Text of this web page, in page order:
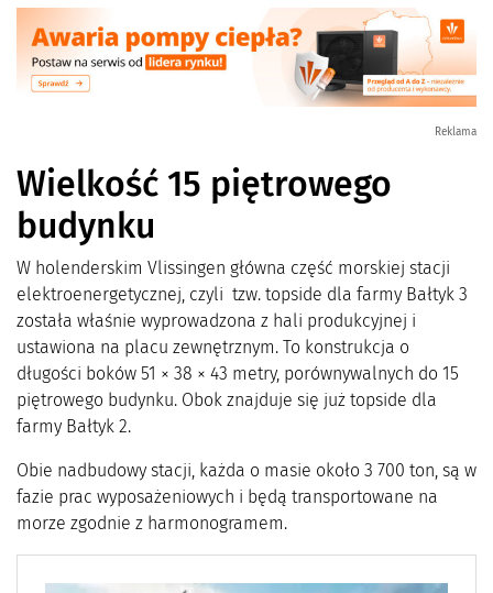
Reklama
Wielkość 15 piętrowego
budynku
W holenderskim Vlissingen główna część morskiej stacji
elektroenergetycznej, czyli tzw. topside dla farmy Bałtyk 3
została właśnie wyprowadzona z hali produkcyjnej i
ustawiona na placu zewnętrznym. To konstrukcja o
długości boków 51 × 38 × 43 metry, porównywalnych do 15
piętrowego budynku. Obok znajduje się już topside dla
farmy Bałtyk 2.
Obie nadbudowy stacji, każda o masie około 3 700 ton, są w
fazie prac wyposażeniowych i będą transportowane na
morze zgodnie z harmonogramem.